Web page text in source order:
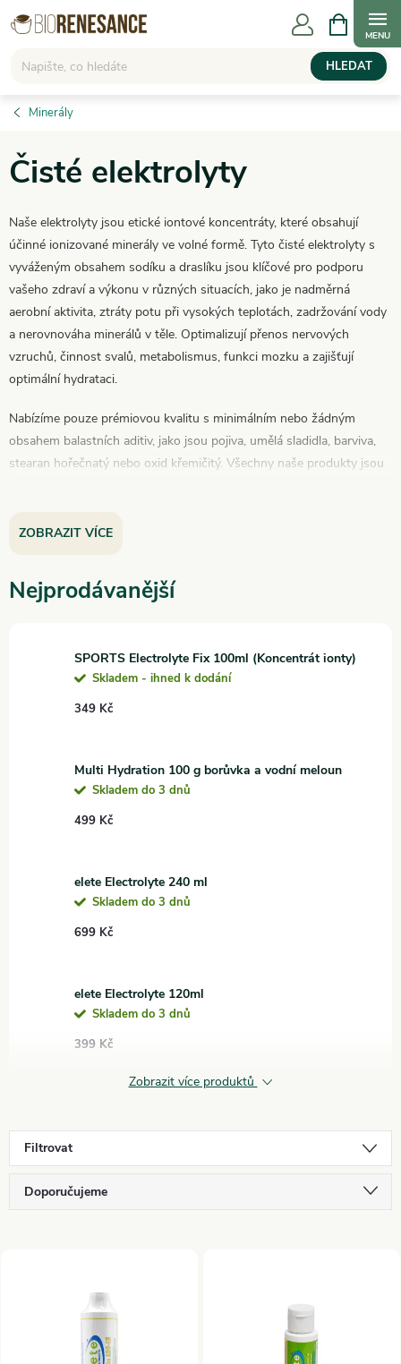
Přejít
na
HLEDAT
NÁKUPNÍ
KOŠÍK
Minerály
Čisté elektrolyty
Naše elektrolyty jsou etické iontové koncentráty, které obsahují
účinné ionizované minerály ve volné formě. Tyto čisté elektrolyty s
vyváženým obsahem sodíku a draslíku jsou klíčové pro podporu
vašeho zdraví a výkonu v různých situacích, jako je nadměrná
aerobní aktivita, ztráty potu při vysokých teplotách, zadržování vody
a nerovnováha minerálů v těle. Optimalizují přenos nervových
vzruchů, činnost svalů, metabolismus, funkci mozku a zajišťují
optimální hydrataci.
Nabízíme pouze prémiovou kvalitu s minimálním nebo žádným
obsahem balastních aditiv, jako jsou pojiva, umělá sladidla, barviva,
stearan hořečnatý nebo oxid křemičitý. Všechny naše produkty jsou
ZOBRAZIT VÍCE
Nejprodávanější
SPORTS Electrolyte Fix 100ml (Koncentrát ionty)
Skladem - ihned k dodání
349 Kč
Multi Hydration 100 g borůvka a vodní meloun
Skladem do 3 dnů
499 Kč
elete Electrolyte 240 ml
Skladem do 3 dnů
699 Kč
elete Electrolyte 120ml
Skladem do 3 dnů
399 Kč
Zobrazit více produktů
Filtrovat
Ř
Doporučujeme
Nejprodávanější